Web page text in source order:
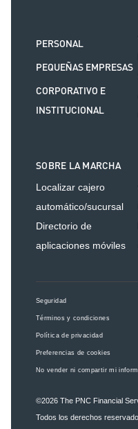
PERSONAL
PEQUEÑAS EMPRESAS
CORPORATIVO E
INSTITUCIONAL
SOBRE LA MARCHA
Localizar cajero
automático/sucursal
Directorio de
aplicaciones móviles
Seguridad
Términos y condiciones
Política de privacidad
Preferencias de cookies
No vender ni compartir mi
©2026 The PNC Financial
Todos los derechos